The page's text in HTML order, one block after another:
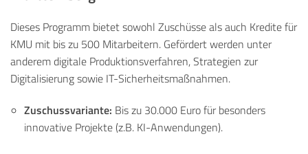
Dieses Programm bietet sowohl Zuschüsse als auch Kredite für
KMU mit bis zu 500 Mitarbeitern. Gefördert werden unter
anderem digitale Produktionsverfahren, Strategien zur
Digitalisierung sowie IT-Sicherheitsmaßnahmen.
Zuschussvariante: Bis zu 30.000 Euro für besonders
innovative Projekte (z.B. KI-Anwendungen).